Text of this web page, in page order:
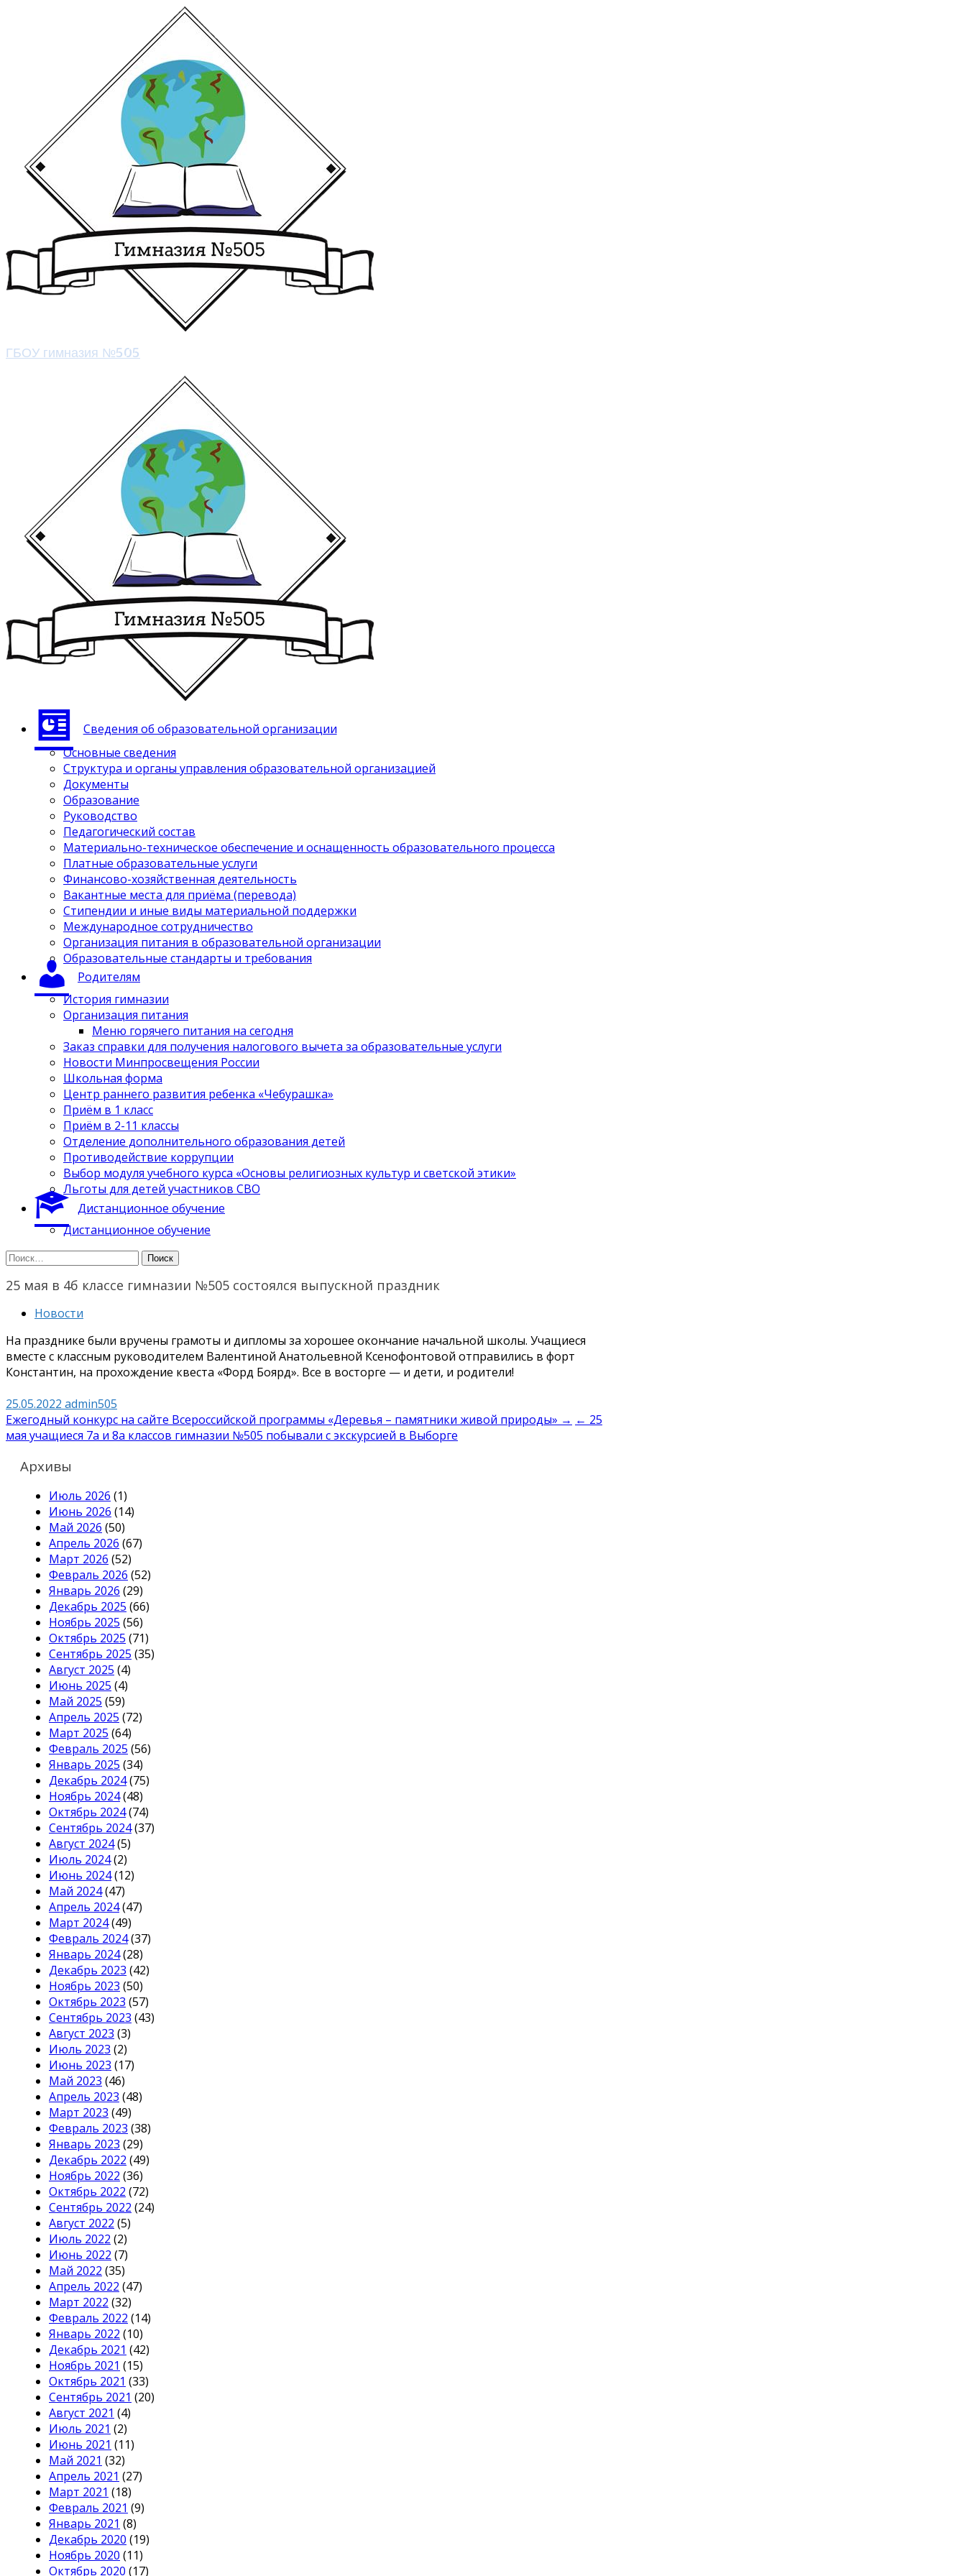
ГБОУ гимназия №505
Сведения об образовательной организации
Основные сведения
Структура и органы управления образовательной организацией
Документы
Образование
Руководство
Педагогический состав
Материально-техническое обеспечение и оснащенность образовательного процесса
Платные образовательные услуги
Финансово-хозяйственная деятельность
Вакантные места для приёма (перевода)
Стипендии и иные виды материальной поддержки
Международное сотрудничество
Организация питания в образовательной организации
Образовательные стандарты и требования
Родителям
История гимназии
Организация питания
Меню горячего питания на сегодня
Заказ справки для получения налогового вычета за образовательные услуги
Новости Минпросвещения России
Школьная форма
Центр раннего развития ребенка «Чебурашка»
Приём в 1 класс
Приём в 2-11 классы
Отделение дополнительного образования детей
Противодействие коррупции
Выбор модуля учебного курса «Основы религиозных культур и светской этики»
Льготы для детей участников СВО
Дистанционное обучение
Дистанционное обучение
Найти:
25 мая в 4б классе гимназии №505 состоялся выпускной праздник
Новости
На празднике были вручены грамоты и дипломы за хорошее окончание начальной школы. Учащиеся
вместе с классным руководителем Валентиной Анатольевной Ксенофонтовой отправились в форт
Константин, на прохождение квеста «Форд Боярд». Все в восторге — и дети, и родители!
25.05.2022 admin505
Навигация
по
Ежегодный конкурс на сайте Всероссийской программы «Деревья – памятники живой природы» → ← 25
мая учащиеся 7а и 8а классов гимназии №505 побывали с экскурсией в Выборге
Архивы
Июль 2026 (1)
Июнь 2026 (14)
Май 2026 (50)
Апрель 2026 (67)
Март 2026 (52)
Февраль 2026 (52)
Январь 2026 (29)
Декабрь 2025 (66)
Ноябрь 2025 (56)
Октябрь 2025 (71)
Сентябрь 2025 (35)
Август 2025 (4)
Июнь 2025 (4)
Май 2025 (59)
Апрель 2025 (72)
Март 2025 (64)
Февраль 2025 (56)
Январь 2025 (34)
Декабрь 2024(75)
Ноябрь 2024(48)
Октябрь 2024(74)
Сентябрь 2024(37)
Август 2024(5)
Июль 2024(2)
Июнь 2024(12)
Май 2024(47)
Апрель 2024(47)
Март 2024(49)
Февраль 2024(37)
Январь 2024(28)
Декабрь 2023 (42)
Ноябрь 2023 (50)
Октябрь 2023 (57)
Сентябрь 2023 (43)
Август 2023 (3)
Июль 2023 (2)
Июнь 2023 (17)
Май 2023 (46)
Апрель 2023 (48)
Март 2023 (49)
Февраль 2023 (38)
Январь 2023 (29)
Декабрь 2022 (49)
Ноябрь 2022 (36)
Октябрь 2022 (72)
Сентябрь 2022 (24)
Август 2022 (5)
Июль 2022 (2)
Июнь 2022 (7)
Май 2022 (35)
Апрель 2022 (47)
Март 2022 (32)
Февраль 2022 (14)
Январь 2022 (10)
Декабрь 2021 (42)
Ноябрь 2021 (15)
Октябрь 2021 (33)
Сентябрь 2021 (20)
Август 2021 (4)
Июль 2021 (2)
Июнь 2021 (11)
Май 2021 (32)
Апрель 2021 (27)
Март 2021 (18)
Февраль 2021 (9)
Январь 2021 (8)
Декабрь 2020 (19)
Ноябрь 2020 (11)
Октябрь 2020 (17)